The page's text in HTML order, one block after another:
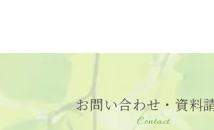
お問い合わせ・資料
Contact